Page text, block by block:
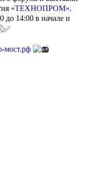
«ТЕХНОПРОМ».
до 14:00 в начале и
мост.рф